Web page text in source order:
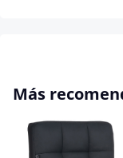
Omitir la galería de
Más